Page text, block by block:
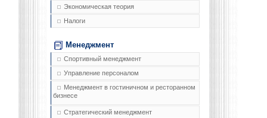
Экономическая теория
Налоги
Менеджмент
Спортивный менеджмент
Управление персоналом
Менеджмент в гостиничном и ресторанном
бизнесе
Стратегический менеджмент